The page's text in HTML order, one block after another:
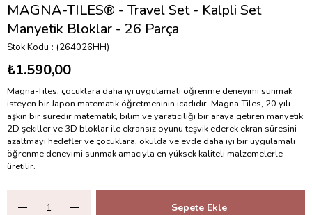
MAGNA-TILES® - Travel Set - Kalpli Set
Manyetik Bloklar - 26 Parça
Stok Kodu (264026HH)
₺1.590,00
Magna-Tiles, çocuklara daha iyi uygulamalı öğrenme deneyimi sunmak
isteyen bir Japon matematik öğretmeninin icadıdır. Magna-Tiles, 20 yılı
aşkın bir süredir matematik, bilim ve yaratıcılığı bir araya getiren manyetik
2D şekiller ve 3D bloklar ile ekransız oyunu teşvik ederek ekran süresini
azaltmayı hedefler ve çocuklara, okulda ve evde daha iyi bir uygulamalı
öğrenme deneyimi sunmak amacıyla en yüksek kaliteli malzemelerle
üretilir.